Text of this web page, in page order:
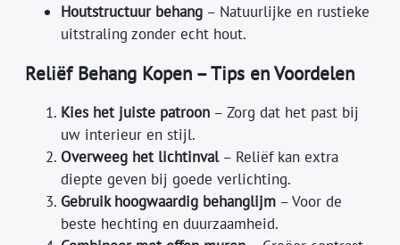
Houtstructuur behang – Natuurlijke en rustieke
uitstraling zonder echt hout.
Reliëf Behang Kopen – Tips en Voordelen
Kies het juiste patroon – Zorg dat het past bij
uw interieur en stijl.
Overweeg het lichtinval– Reliëf kan extra
diepte geven bij goede verlichting.
Gebruik hoogwaardig behanglijm – Voor de
beste hechting en duurzaamheid.